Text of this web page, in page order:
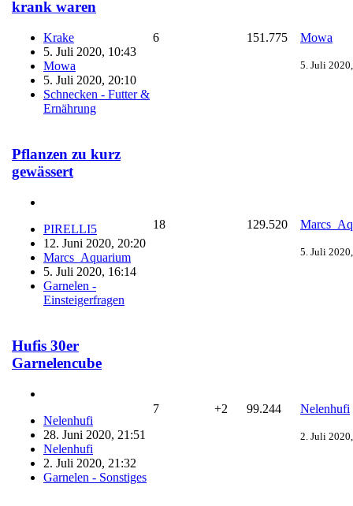
krank waren
Krake
5. Juli 2020, 10:43
Mowa
5. Juli 2020, 20:10
Schnecken - Futter &
Ernährung
6 151.775 Mowa
5. Juli
Pflanzen zu kurz
gewässert
PIRELLI5
12. Juni 2020, 20:20
Marcs_Aquarium
5. Juli 2020, 16:14
Garnelen -
Einsteigerfragen
18 129.520
5. Juli
Hufis 30er
Garnelencube
Nelenhufi
28. Juni 2020, 21:51
Nelenhufi
2. Juli 2020, 21:32
Garnelen - Sonstiges
7 +2 99.244 Nelenhufi
2. Juli